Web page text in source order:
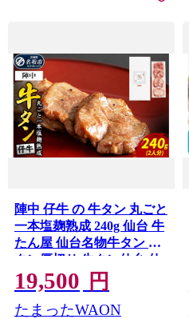
陣中 仔牛 の 牛タン 丸ごと
一本塩麹熟成 240g 仙台 牛
たん屋 仙台名物牛タン 牛
タン厚切り 牛タン仙台 仙
台牛タン 冷凍 BBQ バーベ
キュー 肉 牛 牛肉 焼肉 [い
ろんな部位を一度に楽しめ
19,500 円
たまったWAON